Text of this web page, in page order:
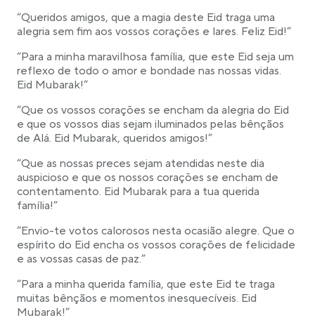
“Queridos amigos, que a magia deste Eid traga uma
alegria sem fim aos vossos corações e lares. Feliz Eid!”
“Para a minha maravilhosa família, que este Eid seja um
reflexo de todo o amor e bondade nas nossas vidas.
Eid Mubarak!”
“Que os vossos corações se encham da alegria do Eid
e que os vossos dias sejam iluminados pelas bênçãos
de Alá. Eid Mubarak, queridos amigos!”
“Que as nossas preces sejam atendidas neste dia
auspicioso e que os nossos corações se encham de
contentamento. Eid Mubarak para a tua querida
família!”
“Envio-te votos calorosos nesta ocasião alegre. Que o
espírito do Eid encha os vossos corações de felicidade
e as vossas casas de paz.”
“Para a minha querida família, que este Eid te traga
muitas bênçãos e momentos inesquecíveis. Eid
Mubarak!”